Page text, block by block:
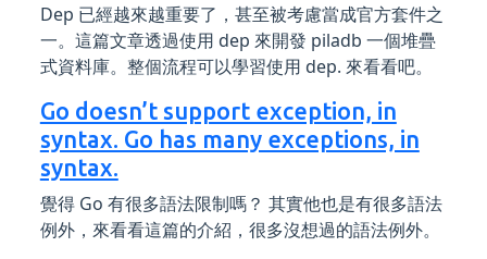
Dep 已經越來越重要了，甚至被考慮當成官方套件之
一。這篇文章透過使用 dep 來開發 piladb 一個堆疊
式資料庫。整個流程可以學習使用 dep. 來看看吧。
Go doesn’t support exception, in
syntax. Go has many exceptions, in
syntax.
覺得 Go 有很多語法限制嗎？ 其實他也是有很多語法
例外，來看看這篇的介紹，很多沒想過的語法例外。